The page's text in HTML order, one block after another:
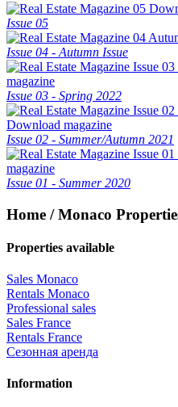
Issue 05
Issue 04 - Autumn Issue
magazine
Issue 03 - Spring 2022
Download magazine
Issue 02 - Summer/Autumn 2021
magazine
Issue 01 - Summer 2020
Home / Monaco
Properties available
Sales Monaco
Rentals Monaco
Professional sales
Sales France
Rentals France
Сезонная аренда
Information